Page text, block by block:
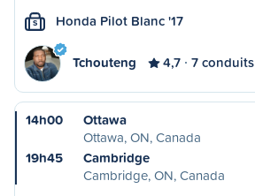
S Honda Pilot Blanc '17
Tchouteng 4,7 7 conduits
14h00
Ottawa
Ottawa, ON, Canada
19h45
Cambridge
Cambridge, ON, Canada